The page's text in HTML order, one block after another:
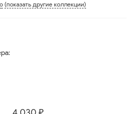
(показать другие коллекции)